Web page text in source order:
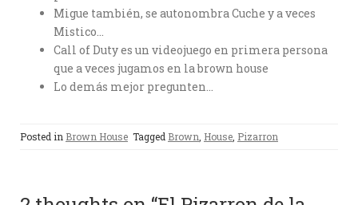
Migue también, se autonombra Cuche y a veces
Mistico…
Call of Duty es un videojuego en primera persona
que a veces jugamos en la brown house
Lo demás mejor pregunten…
Posted in Brown House Tagged Brown House Pizarron